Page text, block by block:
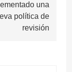
una
política de
revisión